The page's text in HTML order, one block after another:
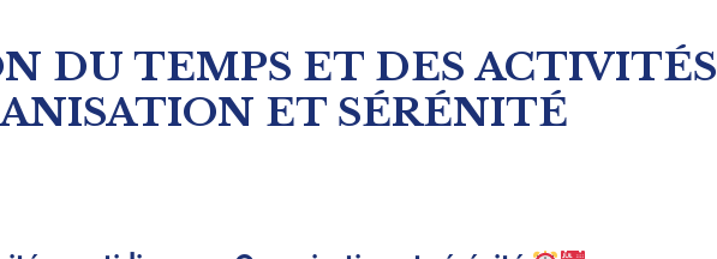
DU TEMPS ET DES ACTIVITÉS
ET SÉRÉNITÉ